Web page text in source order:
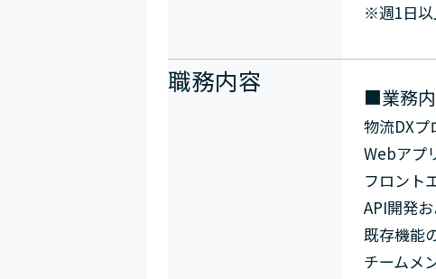
※週1日以
職務内容
■業務
物流DX
Webアプ
フロント
API開発
既存機能
チームメ